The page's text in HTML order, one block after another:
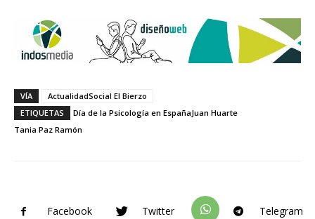
VÍA
ActualidadSocial El Bierzo
ETIQUETAS
Día de la Psicología en EspañaJuan Huarte
Tania Paz Ramón
Facebook Twitter Telegram